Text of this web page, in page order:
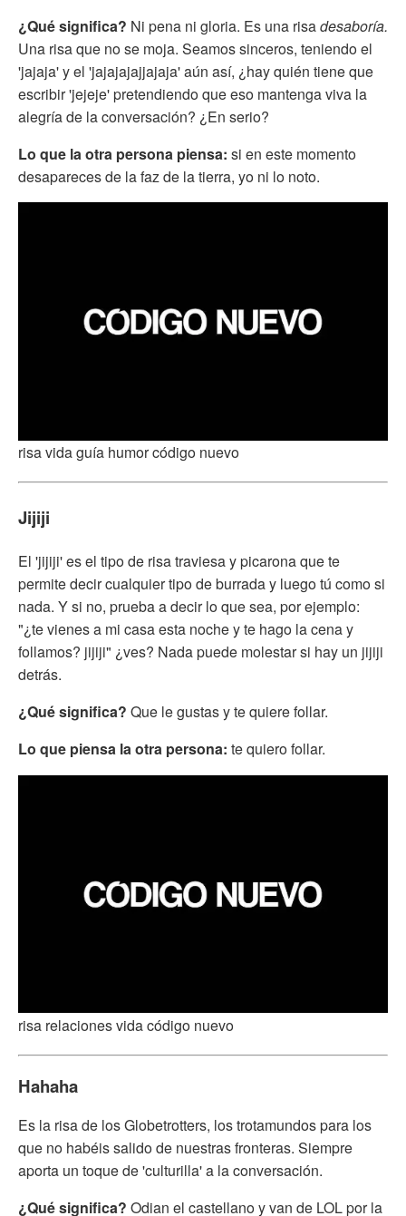
¿Qué significa? Ni pena ni gloria. Es una risadesaboría.
Una risa que no se moja. Seamos sinceros, teniendo el
'jajaja' y el 'jajajajajjajaja' aún así, ¿hay quién tiene que
escribir 'jejeje' pretendiendo que eso mantenga viva la
alegría de la conversación? ¿En serio?
Lo que la otra persona piensa: si en este momento
desapareces de la faz de la tierra, yo ni lo noto.
risa vida guía humor código nuevo
Jijiji
El 'jijiji' es el tipo de risa traviesa y picarona que te
permite decir cualquier tipo de burrada y luego tú como si
nada. Y si no, prueba a decir lo que sea, por ejemplo:
"¿te vienes a mi casa esta noche y te hago la cena y
follamos? jijiji" ¿ves? Nada puede molestar si hay un jijiji
detrás.
¿Qué significa? Que le gustas y te quiere follar.
Lo que piensa la otra persona: te quiero follar.
risa relaciones vida código nuevo
Hahaha
Es la risa de los Globetrotters, los trotamundos para los
que no habéis salido de nuestras fronteras. Siempre
aporta un toque de 'culturilla' a la conversación.
¿Qué significa? Odian el castellano y van de LOL por la